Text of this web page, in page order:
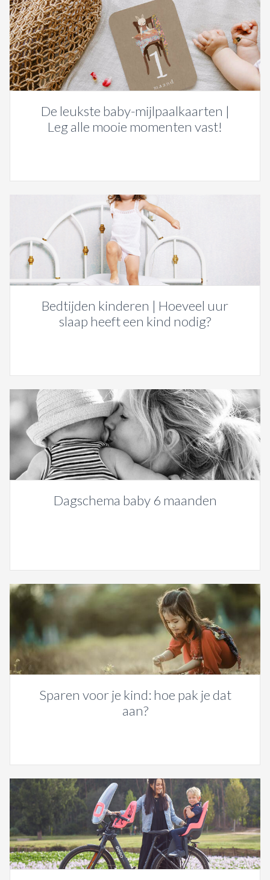
De leukste baby-mijlpaalkaarten |
Leg alle mooie momenten vast!
Bedtijden kinderen | Hoeveel uur
slaap heeft een kind nodig?
Dagschema baby 6 maanden
Sparen voor je kind: hoe pak je dat
aan?